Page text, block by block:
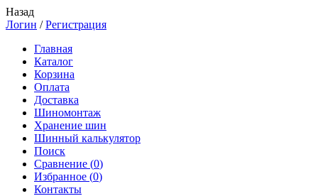
Назад
Логин /Регистрация
Главная
Каталог
Корзина
Оплата
Доставка
Шиномонтаж
Хранение шин
Шинный калькулятор
Поиск
Сравнение (0)
Избранное (0)
Контакты